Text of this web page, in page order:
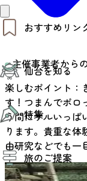
おすすめリン
仙台夜時間
モデルコース
エリアガイド
お知らせ
お得なチケ
仙台を知る
仙台の魅力
エリアガイド
復興に向けて
仙台観光PR
仙台から行
伝統的工芸品
特集
特集
夜時間トピッ
旅のご提案
主催事業者から
楽しむポイント：
す！つまんでポロ
う間にザルいっぱ
ります。貴重な体
由研究などでも一